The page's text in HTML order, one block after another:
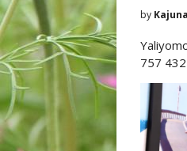
by
757